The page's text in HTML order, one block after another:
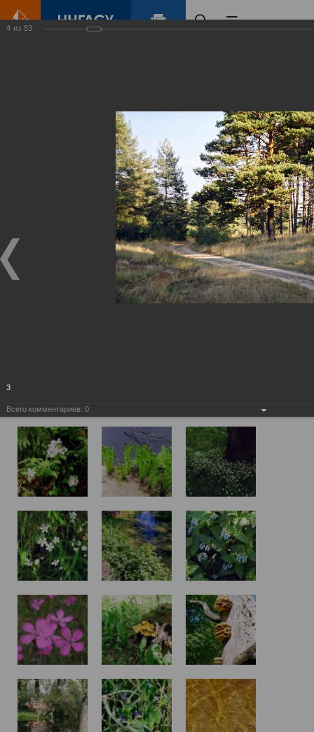
Виртуальные
выставки
(фотоальбомы)
4 из 53
3
Всего комментариев: 0